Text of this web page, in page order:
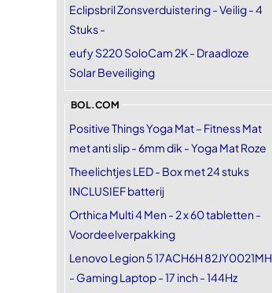
Eclipsbril Zonsverduistering - Veilig - 4
Stuks -
eufy S220 SoloCam 2K - Draadloze
Solar Beveiliging
BOL.COM
Positive Things Yoga Mat – Fitness Mat
met anti slip - 6mm dik - Yoga Mat Roze
Theelichtjes LED - Box met 24 stuks
INCLUSIEF batterij
Orthica Multi 4 Men - 2 x 60 tabletten -
Voordeelverpakking
Lenovo Legion 5 17ACH6H 82JY0021MH
- Gaming Laptop - 17 inch - 144Hz